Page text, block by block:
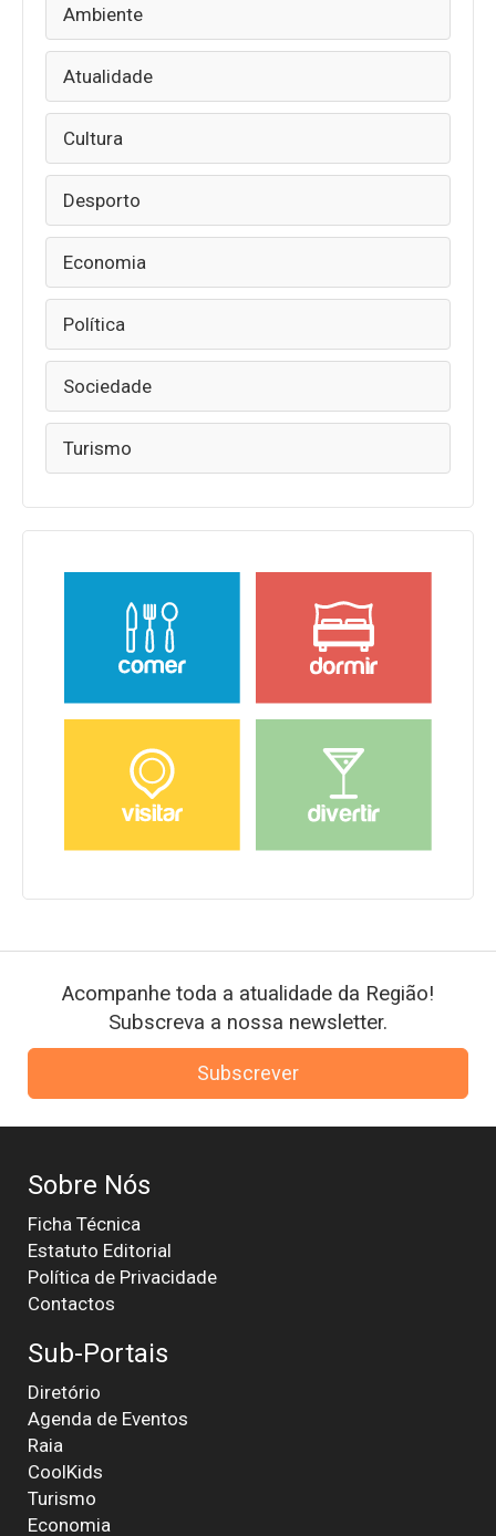
Ambiente
Atualidade
Cultura
Desporto
Economia
Política
Sociedade
Turismo
Acompanhe toda a atualidade da Região!
Subscreva a nossa newsletter.
Subscrever
Sobre Nós
Ficha Técnica
Estatuto Editorial
Política de Privacidade
Contactos
Sub-Portais
Diretório
Agenda de Eventos
Raia
CoolKids
Turismo
Economia